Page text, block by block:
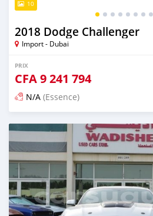
10
2018 Dodge Challenger
Import - Dubai
PRIX
CFA9 241 794
N/A (Essence)
Publié il y a presque 6 ans